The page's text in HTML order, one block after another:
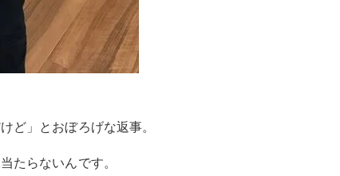
ど」とおぼろげな返事。
たらないんです。